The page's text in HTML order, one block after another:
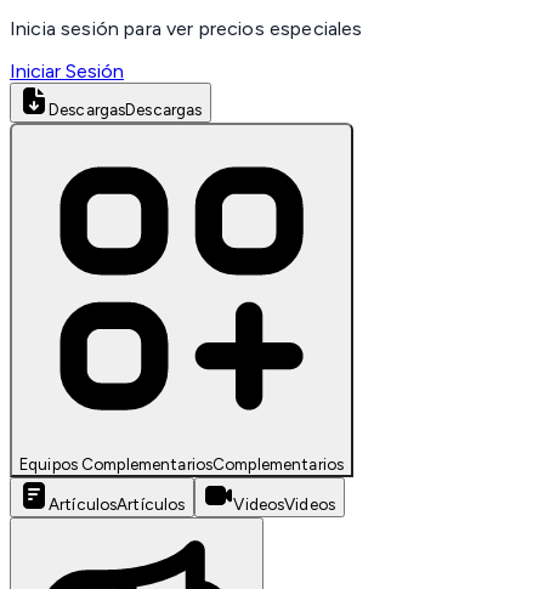
Inicia sesión para ver precios especiales
Iniciar Sesión
DescargasDescargas
Equipos ComplementariosComplementarios
ArtículosArtículos VideosVideos